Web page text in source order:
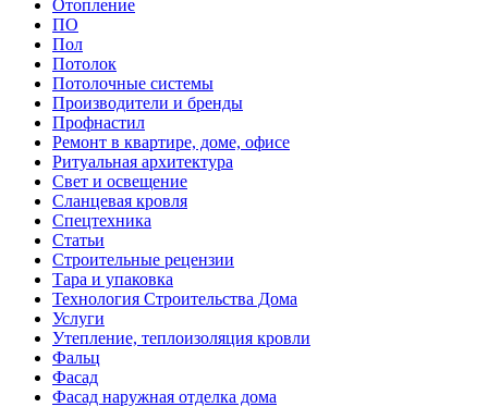
Отопление
ПО
Пол
Потолок
Потолочные системы
Производители и бренды
Профнастил
Ремонт в квартире, доме, офисе
Ритуальная архитектура
Свет и освещение
Сланцевая кровля
Спецтехника
Статьи
Строительные рецензии
Тара и упаковка
Технология Строительства Дома
Услуги
Утепление, теплоизоляция кровли
Фальц
Фасад
Фасад наружная отделка дома